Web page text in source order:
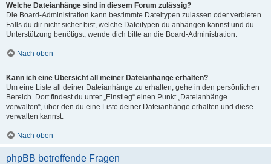
Welche Dateianhänge sind in diesem Forum zulässig?
Die Board-Administration kann bestimmte Dateitypen zulassen oder verbieten.
Falls du dir nicht sicher bist, welche Dateitypen du anhängen kannst und du
Unterstützung benötigst, wende dich bitte an die Board-Administration.
Nach oben
Kann ich eine Übersicht all meiner Dateianhänge erhalten?
Um eine Liste all deiner Dateianhänge zu erhalten, gehe in den persönlichen
Bereich. Dort findest du unter „Einstieg“ einen Punkt „Dateianhänge
verwalten“, über den du eine Liste deiner Dateianhänge erhalten und diese
verwalten kannst.
Nach oben
phpBB betreffende Fragen